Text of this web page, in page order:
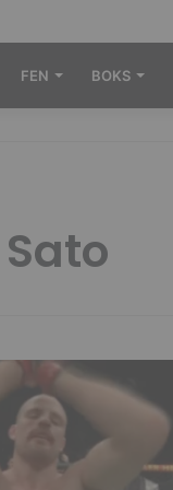
FEN BOKS